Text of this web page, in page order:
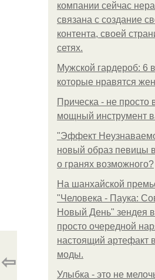
компании сейчас
связана с создание
контента, своей
сетях.
Мужской гардероб: 6
которые нравятся
Прическа - не просто
мощный инструмент
"Эффект
новый образ певицы
о гранях возможного?
На шанхайской
"Человека - Паука:
Новый День" зендея
просто очередной
настоящий артефакт
моды.
Улыбка - это не
⇦